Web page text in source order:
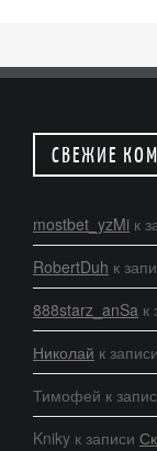
СВЕЖИЕ
mostbet_yzMi к
RobertDuh к
888starz_anSa к
Николай к записи
Тимофей к
Kniky к записи